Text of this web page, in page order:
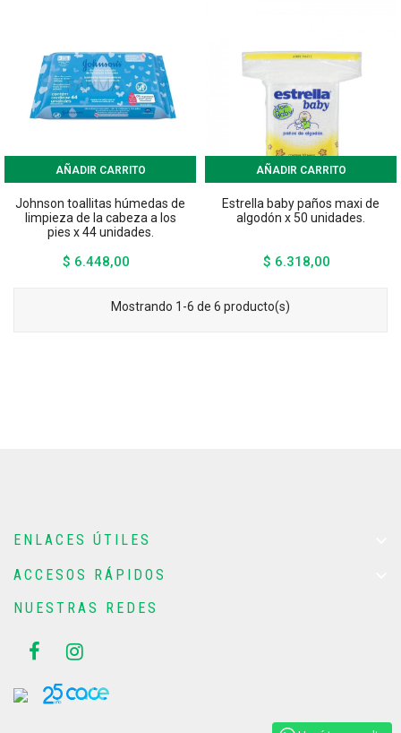
AÑADIR CARRITO
Johnson toallitas húmedas de
limpieza de la cabeza a los
pies x 44 unidades.
$ 6.448,00
AÑADIR CARRITO
Estrella baby paños maxi de
algodón x 50 unidades.
$ 6.318,00
Mostrando 1-6 de 6 producto(s)
ENLACES ÚTILES
ACCESOS RÁPIDOS
NUESTRAS REDES